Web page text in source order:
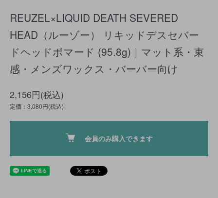
REUZEL×LIQUID DEATH SEVERED
HEAD（ルーゾー） リキッドデスセバー
ドヘッドポマード (95.8g)｜マット系・束
感・メンズワックス・バーバー向け
2,156円(税込)
定価：3,080円(税込)
会員のみ購入できます